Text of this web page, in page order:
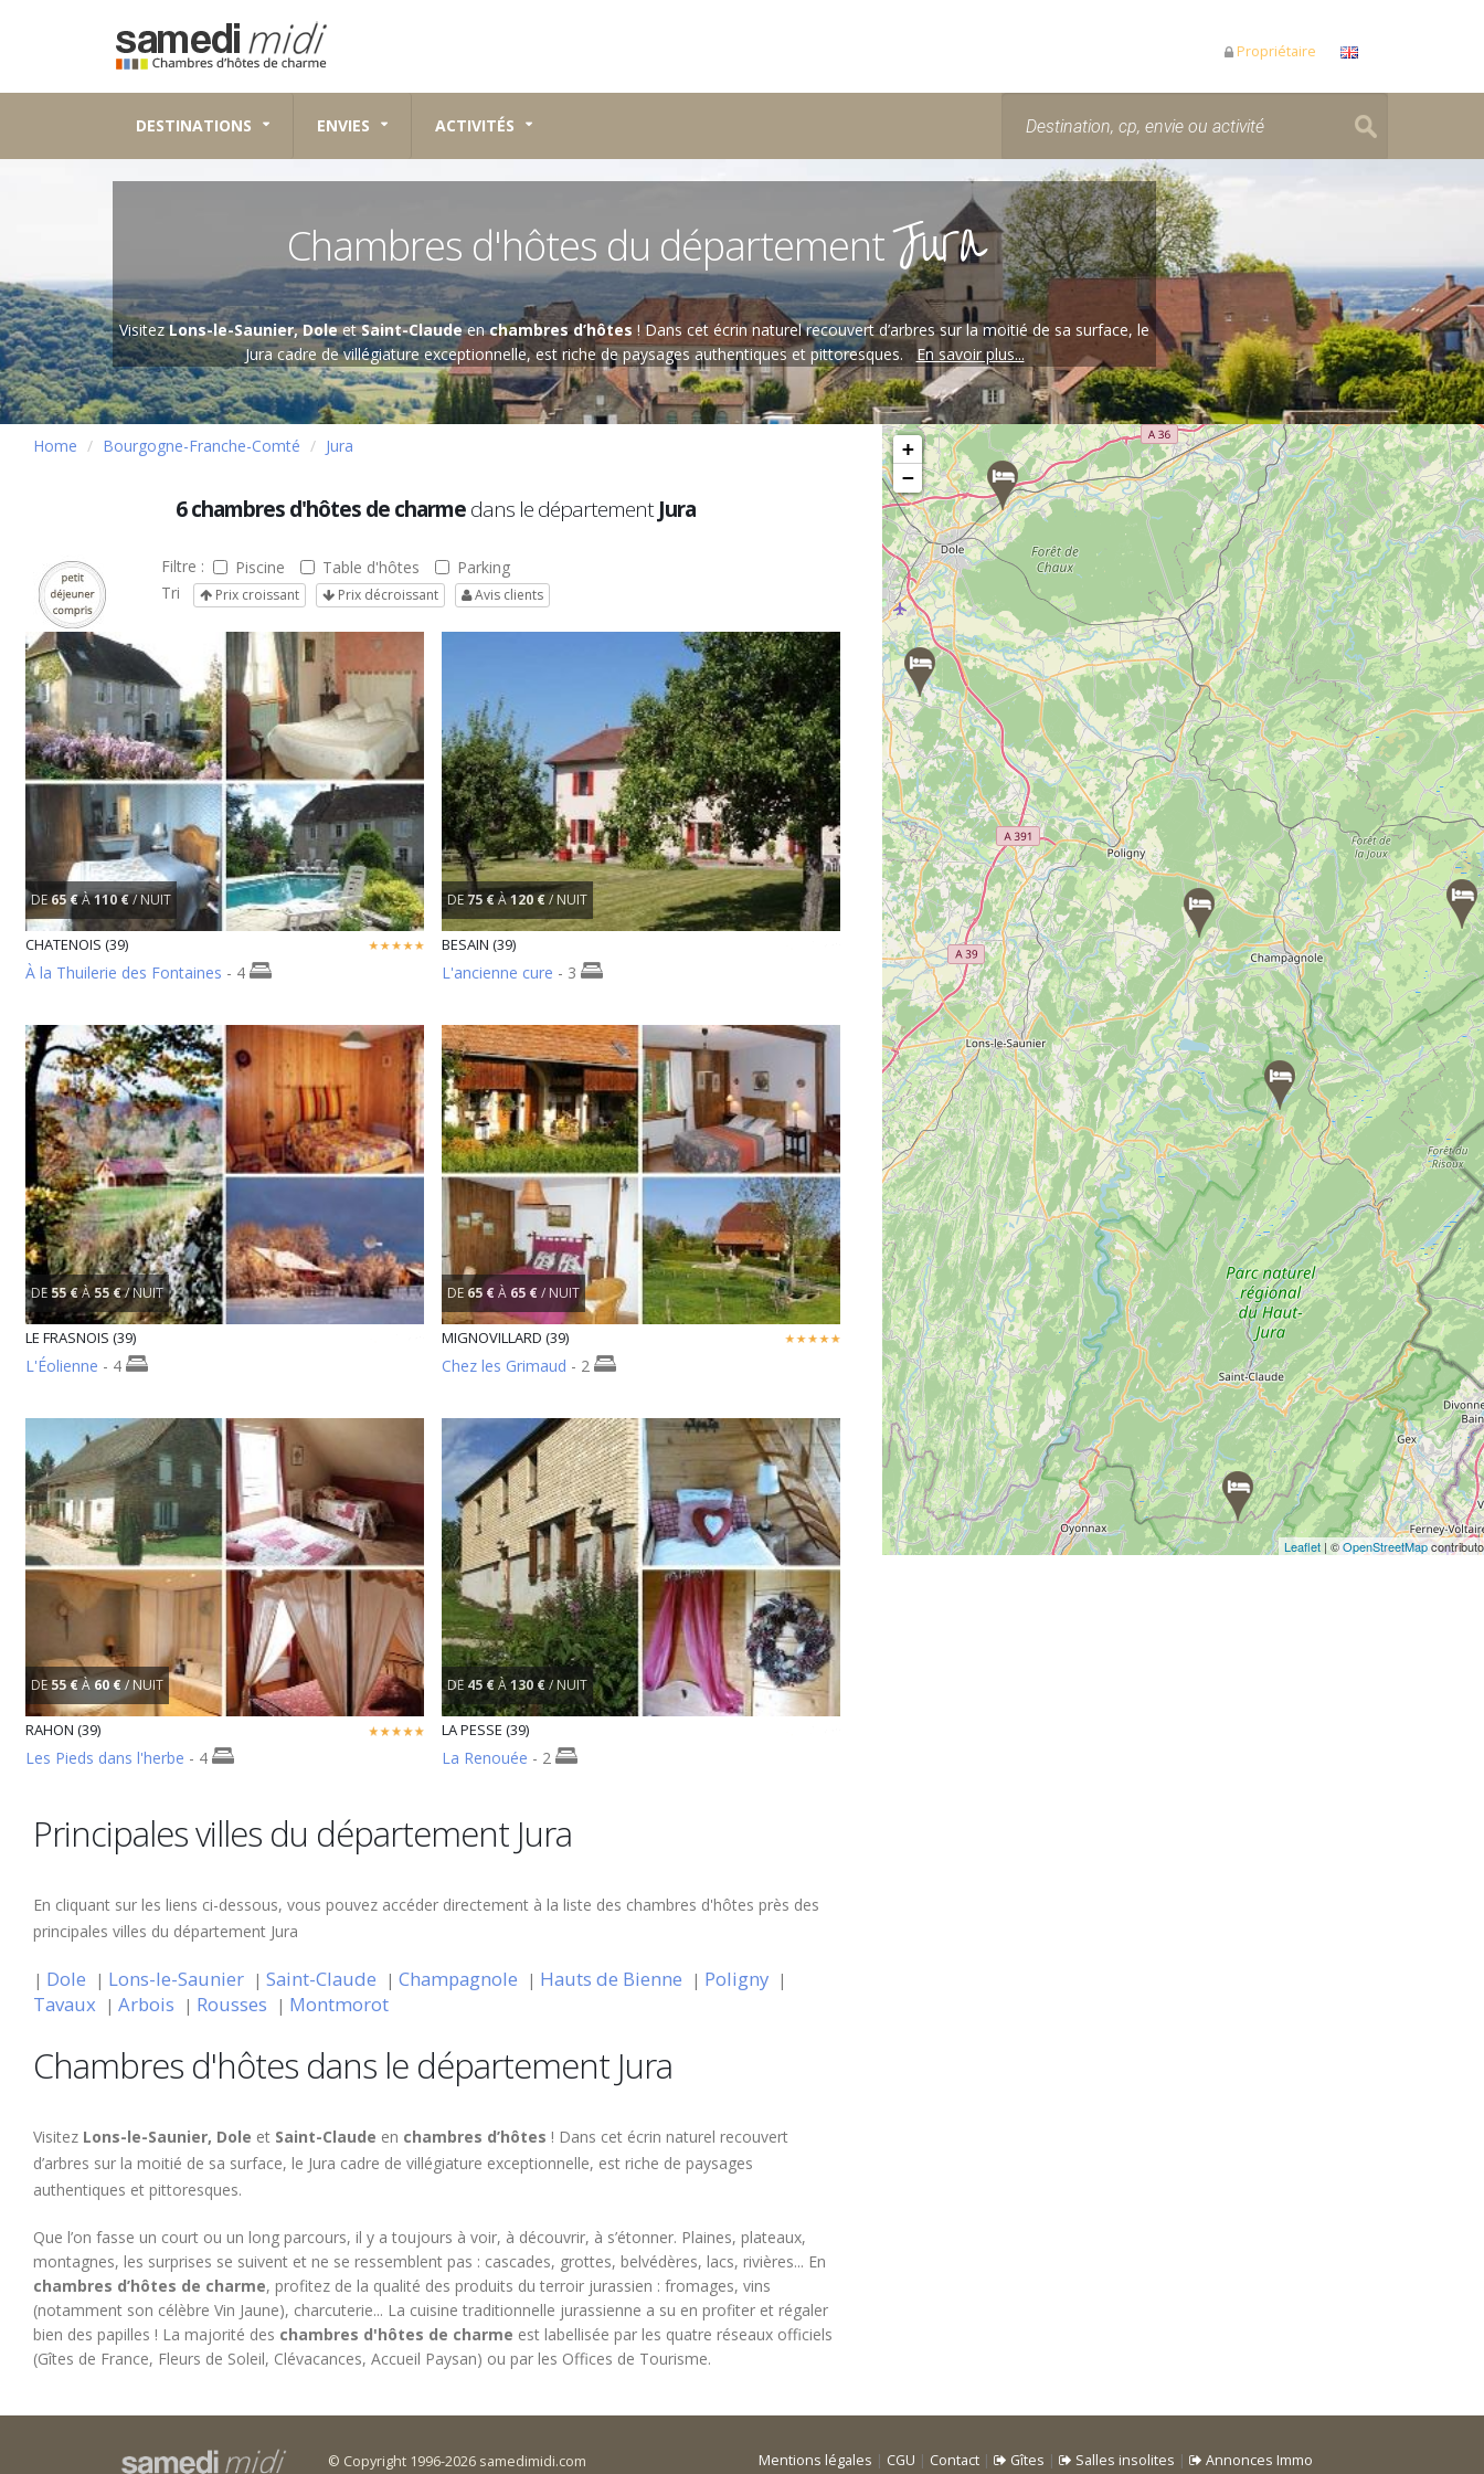
Propriétaire
DESTINATIONS ENVIES ACTIVITÉS
Chambres d'hôtes du départementJura
VisitezLons-le-Saunier, DoleetSaint-Claudeenchambres d’hôtes ! Dans cet écrin naturel recouvert d’arbres sur la moitié de sa surface, le
Jura cadre de villégiature exceptionnelle, est riche de paysages authentiques et pittoresques. En savoir plus...
Home Bourgogne-Franche-Comté Jura
6 chambres d'hôtes de charmedans le départementJura
Filtre : Piscine Table d'hôtes
Parking
Tri
Prix croissant Prix décroissant Avis clients
DE65 €À110 €/ NUIT
CHATENOIS (39)
À la Thuilerie des Fontaines - 4
DE75 €À120 €/ NUIT
BESAIN (39)
L'ancienne cure - 3
DE 55 €À55 €/ NUIT
LE FRASNOIS (39)
L'Éolienne - 4
DE 65 €À 65 € / NUIT
MIGNOVILLARD (39)
Chez les Grimaud - 2
DE55 €À60 €/ NUIT
RAHON (39)
Les Pieds dans l'herbe - 4
DE 45 €À130 €/ NUIT
LA PESSE (39)
La Renouée - 2
Principales villes du département Jura
En cliquant sur les liens ci-dessous, vous pouvez accéder directement à la liste des chambres d'hôtes près des
principales villes du département Jura
| Dole | Lons-le-Saunier | Saint-Claude | Champagnole | Hauts de Bienne | Poligny |
Tavaux | Arbois | Rousses | Montmorot
Chambres d'hôtes dans le département Jura
Visitez Lons-le-Saunier, Dole et Saint-Claude en chambres d’hôtes ! Dans cet écrin naturel recouvert
d’arbres sur la moitié de sa surface, le Jura cadre de villégiature exceptionnelle, est riche de paysages
authentiques et pittoresques.
Que l’on fasse un court ou un long parcours, il y a toujours à voir, à découvrir, à s’étonner. Plaines, plateaux,
montagnes, les surprises se suivent et ne se ressemblent pas : cascades, grottes, belvédères, lacs, rivières... En
chambres d’hôtes de charme, profitez de la qualité des produits du terroir jurassien : fromages, vins
(notamment son célèbre Vin Jaune), charcuterie... La cuisine traditionnelle jurassienne a su en profiter et régaler
bien des papilles ! La majorité des chambres d'hôtes de charme est labellisée par les quatre réseaux officiels
(Gîtes de France, Fleurs de Soleil, Clévacances, Accueil Paysan) ou par les Offices de Tourisme.
Veuillez patienter pendant le chargement de la carte
+
−
Leaflet | ©OpenStreetMap
© Copyright 1996-2026 samedimidi.com Mentions légales | CGU | Contact | Gîtes | Salles insolites | Annonces Immo